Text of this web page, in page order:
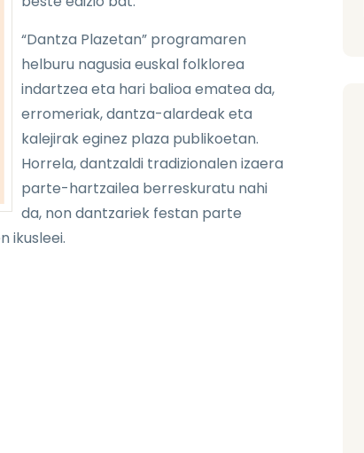
“Dantza Plazetan” programaren
helburu nagusia euskal folklorea
indartzea eta hari balioa ematea da,
erromeriak, dantza-alardeak eta
kalejirak eginez plaza publikoetan.
Horrela, dantzaldi tradizionalen izaera
parte-hartzailea berreskuratu nahi
da, non dantzariek festan parte
ikusleei.